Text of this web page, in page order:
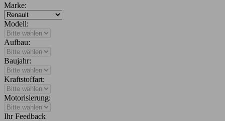
If
you
are
a
human,
ignore
this
field
Marke:
Modell:
Aufbau:
Baujahr:
Kraftstoffart:
Motorisierung:
Ihr Feedback